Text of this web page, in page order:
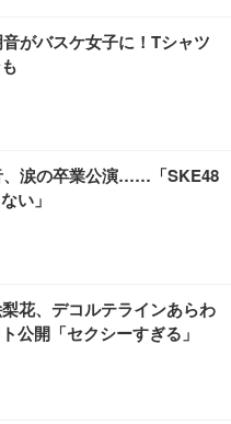
チェア (ブラック)
デスクチェア 疲れない テレ
クレスト 30度ロッキング機
ート 90度跳ね上げ式アーム
チェア (ホワイト)
ア デスクチェア 肘なし メ
サポート付き 腰サポート ガ
転 キャスター付き コンパク
27インチ 液晶モニタ
）VA 非光沢 HDMI/DisplayP
高さ調整 スイベル VESA対
FHD】GRAPHT THE S
24” Essential ゲーミン
ンチ 1ms FHD 量子ドット 残
ベーシック) 【Amazon.co.jp
イリスオーヤマ ペットシーツ
枚入 (x 1) (ケース販売)
トシーツ 超厚型 お徳用 レギ
限定】
がバスケ女子に！Tシャツ
、涙の卒業公演……「SKE48
い」
花、デコルテラインあらわ
公開「セクシーすぎる」